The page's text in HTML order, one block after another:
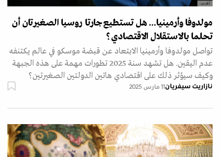
أ.ف.ب.
مولدوفا وأرمينيا... هل تستطيع جارتا روسيا الصغيرتان أن
تحلما بالاستقلال الاقتصادي؟
تواصل مولدوفا وأرمينيا الابتعاد عن قبضة موسكو في عالم يكتنفه
عدم اليقين. هل تشهد سنة 2025 تطورات مهمة على هذه الجبهة
وكيف سيؤثر ذلك على اقتصادي هاتين الدولتين الصغيرتين؟
نازاريت سيفريان 11 مارس 2025